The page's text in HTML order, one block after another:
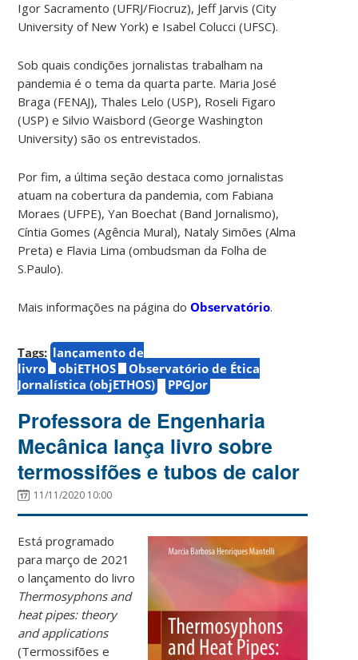
Igor Sacramento (UFRJ/Fiocruz), Jeff Jarvis (City
University of New York) e Isabel Colucci (UFSC).
Sob quais condições jornalistas trabalham na
pandemia é o tema da quarta parte. Maria José
Braga (FENAJ), Thales Lelo (USP), Roseli Figaro
(USP) e Silvio Waisbord (George Washington
University) são os entrevistados.
Por fim, a última seção destaca como jornalistas
atuam na cobertura da pandemia, com Fabiana
Moraes (UFPE), Yan Boechat (Band Jornalismo),
Cíntia Gomes (Agência Mural), Nataly Simões (Alma
Preta) e Flavia Lima (ombudsman da Folha de
S.Paulo).
Mais informações na página doObservatório.
Tags: lançamento de
livro
objETHOS
Observatório de Ética
Jornalística (objETHOS)
PPGJor
Professora de Engenharia
Mecânica lança livro sobre
termossifões e tubos de calor
11/11/2020 10:00
Está programado
para março de 2021
o lançamento do livro
Thermosyphons and
heat pipes: theory
and applications
(Termossifões e